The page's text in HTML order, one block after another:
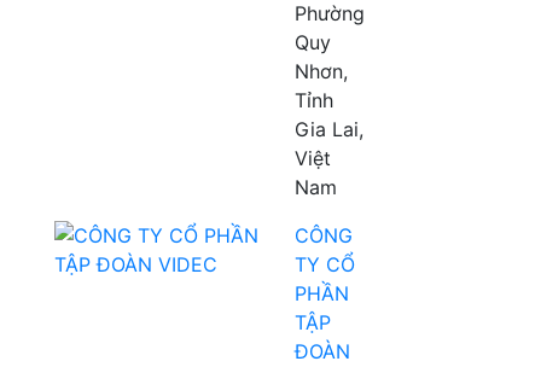
Phường
Quy
Nhơn,
Tỉnh
Gia Lai,
Việt
Nam
CÔNG
TY CỔ
PHẦN
TẬP
ĐOÀN